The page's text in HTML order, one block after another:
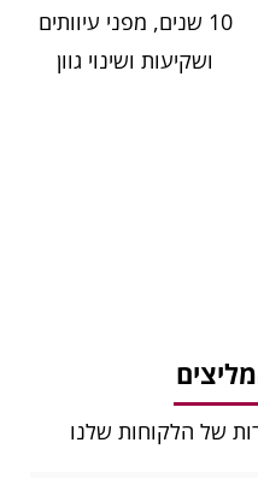
10 שנים, מפני עיוותים
ושקיעות ושינוי גוון
של הלקוחות שלנו